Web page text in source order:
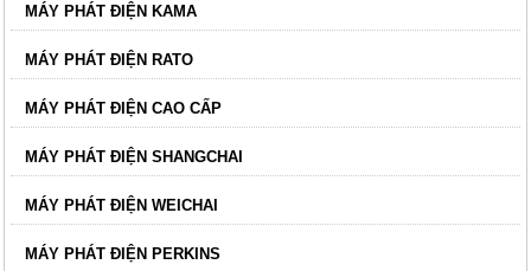
MÁY PHÁT ĐIỆN KAMA
MÁY PHÁT ĐIỆN RATO
MÁY PHÁT ĐIỆN CAO CẤP
MÁY PHÁT ĐIỆN SHANGCHAI
MÁY PHÁT ĐIỆN WEICHAI
MÁY PHÁT ĐIỆN PERKINS